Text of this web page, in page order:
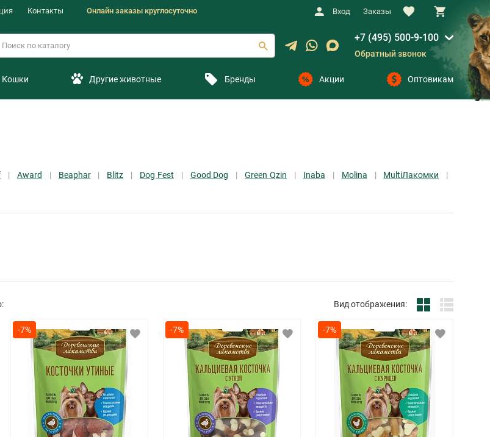
Контакты Онлайн заказы круглосуточно Вход Заказы
+7 (495) 500-9-100
Обратный звонок
Кошки Другие животные Бренды Акции Оптовикам
Award Beaphar Blitz Dog Fest Good Dog Green Qzin Inaba Molina
MultiЛакомки
Вид отображения:
-7% -7% -7%